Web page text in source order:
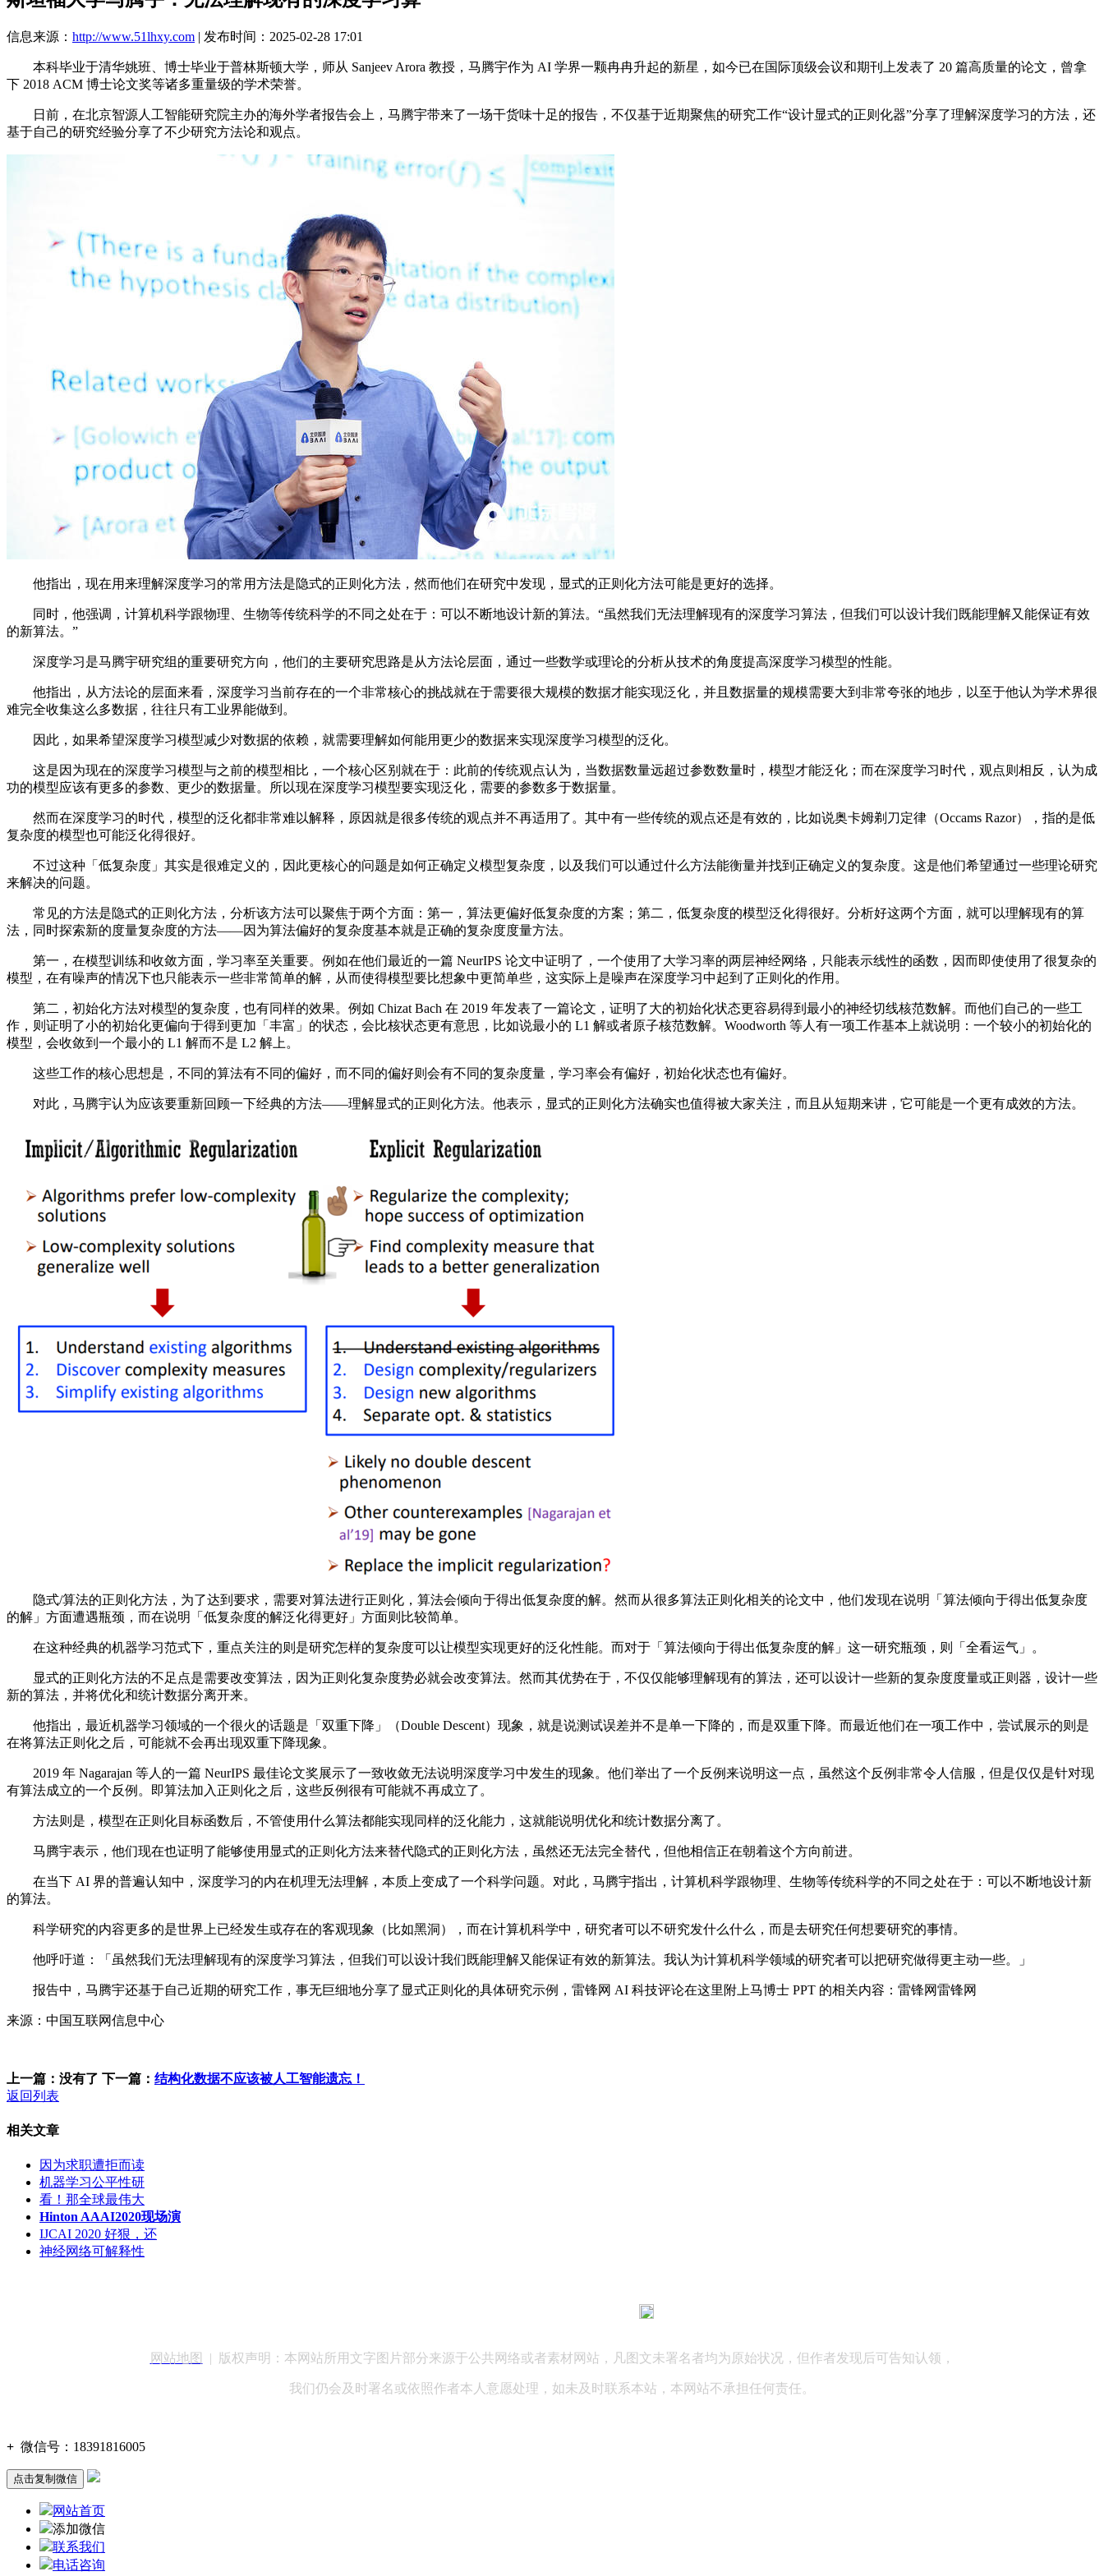
信息来源： http://www.51lhxy.com | 发布时间：2025-02-28 17:01
本科毕业于清华姚班、博士毕业于普林斯顿大学，师从 Sanjeev Arora 教授，马腾宇作为 AI 学界一颗冉冉升起的新星，如今已在国际顶级会议和期刊上发表了 20 篇高质量的论文，曾拿
下 2018 ACM 博士论文奖等诸多重量级的学术荣誉。
日前，在北京智源人工智能研究院主办的海外学者报告会上，马腾宇带来了一场干货味十足的报告，不仅基于近期聚焦的研究工作“设计显式的正则化器”分享了理解深度学习的方法，还
基于自己的研究经验分享了不少研究方法论和观点。
他指出，现在用来理解深度学习的常用方法是隐式的正则化方法，然而他们在研究中发现，显式的正则化方法可能是更好的选择。
同时，他强调，计算机科学跟物理、生物等传统科学的不同之处在于：可以不断地设计新的算法。“虽然我们无法理解现有的深度学习算法，但我们可以设计我们既能理解又能保证有效
的新算法。”
深度学习是马腾宇研究组的重要研究方向，他们的主要研究思路是从方法论层面，通过一些数学或理论的分析从技术的角度提高深度学习模型的性能。
他指出，从方法论的层面来看，深度学习当前存在的一个非常核心的挑战就在于需要很大规模的数据才能实现泛化，并且数据量的规模需要大到非常夸张的地步，以至于他认为学术界很
难完全收集这么多数据，往往只有工业界能做到。
因此，如果希望深度学习模型减少对数据的依赖，就需要理解如何能用更少的数据来实现深度学习模型的泛化。
这是因为现在的深度学习模型与之前的模型相比，一个核心区别就在于：此前的传统观点认为，当数据数量远超过参数数量时，模型才能泛化；而在深度学习时代，观点则相反，认为成
功的模型应该有更多的参数、更少的数据量。所以现在深度学习模型要实现泛化，需要的参数多于数据量。
然而在深度学习的时代，模型的泛化都非常难以解释，原因就是很多传统的观点并不再适用了。其中有一些传统的观点还是有效的，比如说奥卡姆剃刀定律（Occams Razor），指的是低
复杂度的模型也可能泛化得很好。
不过这种「低复杂度」其实是很难定义的，因此更核心的问题是如何正确定义模型复杂度，以及我们可以通过什么方法能衡量并找到正确定义的复杂度。这是他们希望通过一些理论研究
来解决的问题。
常见的方法是隐式的正则化方法，分析该方法可以聚焦于两个方面：第一，算法更偏好低复杂度的方案；第二，低复杂度的模型泛化得很好。分析好这两个方面，就可以理解现有的算
法，同时探索新的度量复杂度的方法——因为算法偏好的复杂度基本就是正确的复杂度度量方法。
第一，在模型训练和收敛方面，学习率至关重要。例如在他们最近的一篇 NeurIPS 论文中证明了，一个使用了大学习率的两层神经网络，只能表示线性的函数，因而即使使用了很复杂的
模型，在有噪声的情况下也只能表示一些非常简单的解，从而使得模型要比想象中更简单些，这实际上是噪声在深度学习中起到了正则化的作用。
第二，初始化方法对模型的复杂度，也有同样的效果。例如 Chizat Bach 在 2019 年发表了一篇论文，证明了大的初始化状态更容易得到最小的神经切线核范数解。而他们自己的一些工
作，则证明了小的初始化更偏向于得到更加「丰富」的状态，会比核状态更有意思，比如说最小的 L1 解或者原子核范数解。Woodworth 等人有一项工作基本上就说明：一个较小的初始化的
模型，会收敛到一个最小的 L1 解而不是 L2 解上。
这些工作的核心思想是，不同的算法有不同的偏好，而不同的偏好则会有不同的复杂度量，学习率会有偏好，初始化状态也有偏好。
对此，马腾宇认为应该要重新回顾一下经典的方法——理解显式的正则化方法。他表示，显式的正则化方法确实也值得被大家关注，而且从短期来讲，它可能是一个更有成效的方法。
隐式/算法的正则化方法，为了达到要求，需要对算法进行正则化，算法会倾向于得出低复杂度的解。然而从很多算法正则化相关的论文中，他们发现在说明「算法倾向于得出低复杂度
的解」方面遭遇瓶颈，而在说明「低复杂度的解泛化得更好」方面则比较简单。
在这种经典的机器学习范式下，重点关注的则是研究怎样的复杂度可以让模型实现更好的泛化性能。而对于「算法倾向于得出低复杂度的解」这一研究瓶颈，则「全看运气」。
显式的正则化方法的不足点是需要改变算法，因为正则化复杂度势必就会改变算法。然而其优势在于，不仅仅能够理解现有的算法，还可以设计一些新的复杂度度量或正则器，设计一些
新的算法，并将优化和统计数据分离开来。
他指出，最近机器学习领域的一个很火的话题是「双重下降」（Double Descent）现象，就是说测试误差并不是单一下降的，而是双重下降。而最近他们在一项工作中，尝试展示的则是
在将算法正则化之后，可能就不会再出现双重下降现象。
2019 年 Nagarajan 等人的一篇 NeurIPS 最佳论文奖展示了一致收敛无法说明深度学习中发生的现象。他们举出了一个反例来说明这一点，虽然这个反例非常令人信服，但是仅仅是针对现
有算法成立的一个反例。即算法加入正则化之后，这些反例很有可能就不再成立了。
方法则是，模型在正则化目标函数后，不管使用什么算法都能实现同样的泛化能力，这就能说明优化和统计数据分离了。
马腾宇表示，他们现在也证明了能够使用显式的正则化方法来替代隐式的正则化方法，虽然还无法完全替代，但他相信正在朝着这个方向前进。
在当下 AI 界的普遍认知中，深度学习的内在机理无法理解，本质上变成了一个科学问题。对此，马腾宇指出，计算机科学跟物理、生物等传统科学的不同之处在于：可以不断地设计新
的算法。
科学研究的内容更多的是世界上已经发生或存在的客观现象（比如黑洞），而在计算机科学中，研究者可以不研究发什么什么，而是去研究任何想要研究的事情。
他呼吁道：「虽然我们无法理解现有的深度学习算法，但我们可以设计我们既能理解又能保证有效的新算法。我认为计算机科学领域的研究者可以把研究做得更主动一些。」
报告中，马腾宇还基于自己近期的研究工作，事无巨细地分享了显式正则化的具体研究示例，雷锋网 AI 科技评论在这里附上马博士 PPT 的相关内容：雷锋网雷锋网
来源：中国互联网信息中心
上一篇：没有了 下一篇： 结构化数据不应该被人工智能遗忘！
返回列表
相关文章
因为求职遭拒而读
机器学习公平性研
看！那全球最伟大
Hinton AAAI2020现场演
IJCAI 2020 好狠，还
神经网络可解释性
网站地图 | 版权声明：本网站所用文字图片部分来源于公共网络或者素材网站，凡图文未署名者均为原始状况，但作者发现后可告知认领，
我们仍会及时署名或依照作者本人意愿处理，如未及时联系本站，本网站不承担任何责任。
+ 微信号： 18391816005
点击复制微信
网站首页
添加微信
联系我们
电话咨询